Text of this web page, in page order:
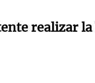
realizar la